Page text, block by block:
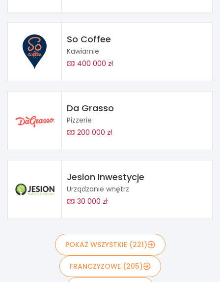
So Coffee
Kawiarnie
400 000 zł
Da Grasso
Pizzerie
200 000 zł
Jesion Inwestycje
Urządzanie wnętrz
30 000 zł
POKAŻ WSZYSTKIE (221)
FRANCZYZOWE (205)